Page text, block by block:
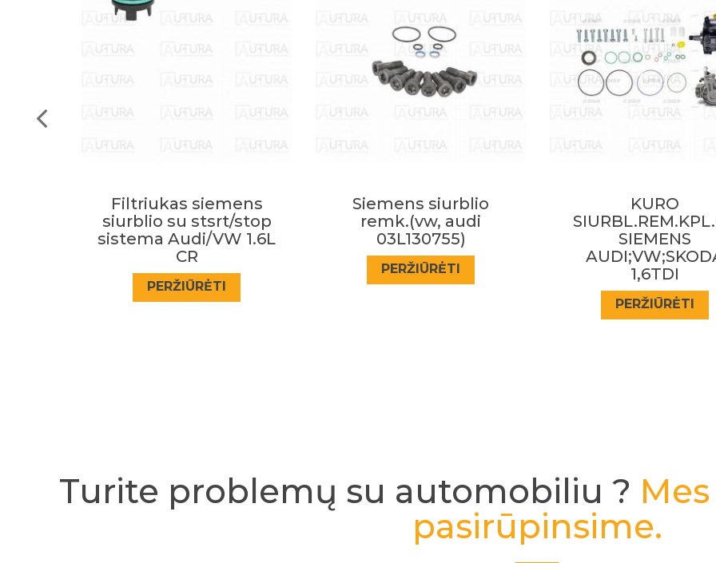
Siemens siurblio
remk.(vw, audi
03L130755)
KURO
SIURBL.REM.KPL.CR
SIEMENS
AUDI;VW;SKODA
1,6TDI
SLEGIO
REGULIATORIUS
BOSCH VW/AUDI
2.0TDI 2012->
PERŽIŪRĖTI
Turite problemų su automobiliu ?
pasirūpinsime.